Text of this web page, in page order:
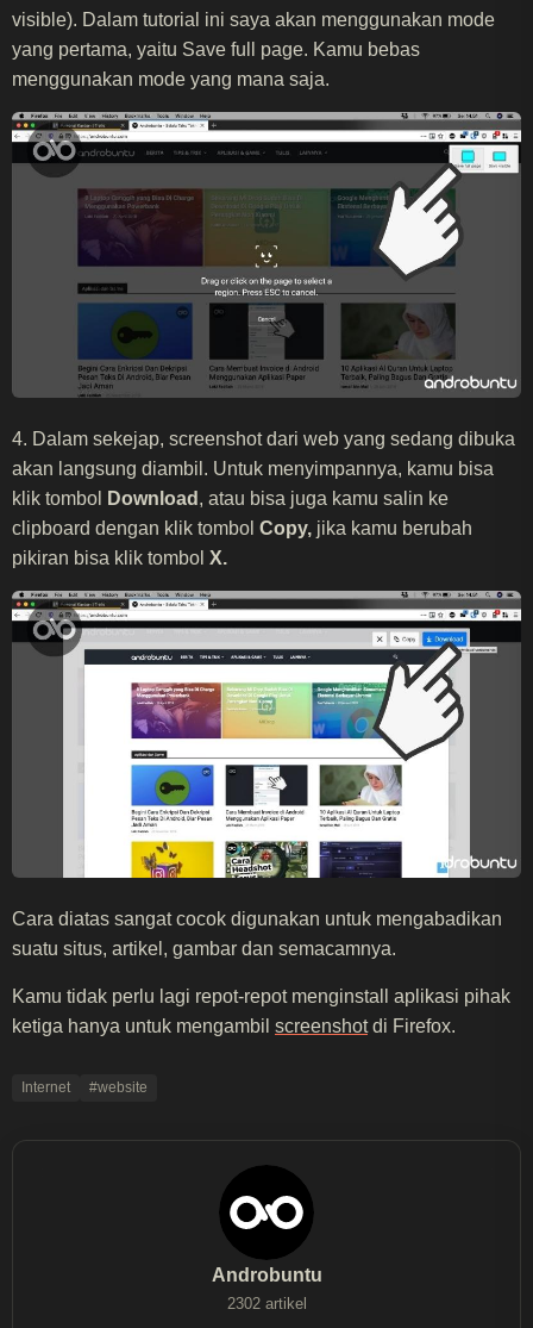
visible). Dalam tutorial ini saya akan menggunakan mode
yang pertama, yaitu Save full page. Kamu bebas
menggunakan mode yang mana saja.
4. Dalam sekejap, screenshot dari web yang sedang dibuka
akan langsung diambil. Untuk menyimpannya, kamu bisa
klik tombol
Download , atau bisa juga kamu salin ke
clipboard dengan klik tombol Copy, jika kamu berubah
pikiran bisa klik tombol X.
Cara diatas sangat cocok digunakan untuk mengabadikan
suatu situs, artikel, gambar dan semacamnya.
Kamu tidak perlu lagi repot-repot menginstall aplikasi pihak
ketiga hanya untuk mengambil screenshotdi Firefox.
Internet #website
Androbuntu
2302 artikel